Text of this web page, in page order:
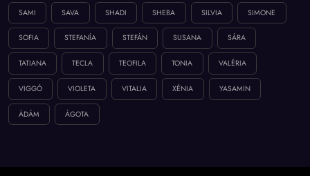
SAMI SAVA SHADI SHEBA SILVIA SIMONE
SOFIA STEFANÍA STEFÁN SUSANA SÁRA
TATIANA TECLA TEOFILA TONIA VALÉRIA
VIGGÓ VIOLETA VITALIA XÉNIA YASAMIN
ÁDÁM ÁGOTA